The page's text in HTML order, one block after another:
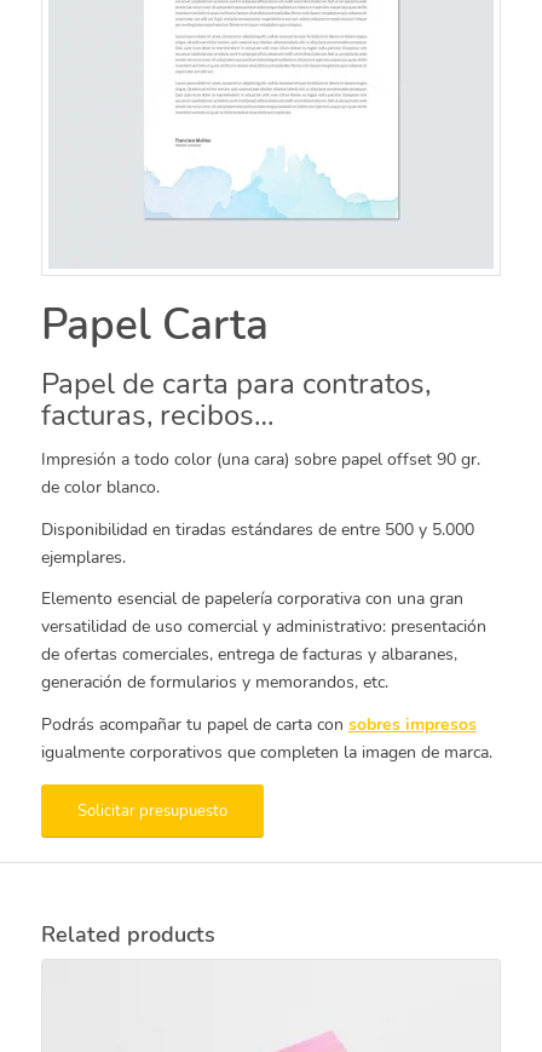
Papel Carta
Papel de carta para contratos,
facturas, recibos…
Impresión a todo color (una cara) sobre papel offset 90 gr.
de color blanco.
Disponibilidad en tiradas estándares de entre 500 y 5.000
ejemplares.
Elemento esencial de papelería corporativa con una gran
versatilidad de uso comercial y administrativo: presentación
de ofertas comerciales, entrega de facturas y albaranes,
generación de formularios y memorandos, etc.
Podrás acompañar tu papel de carta con sobres impresos
igualmente corporativos que completen la imagen de marca.
Solicitar presupuesto
Related products